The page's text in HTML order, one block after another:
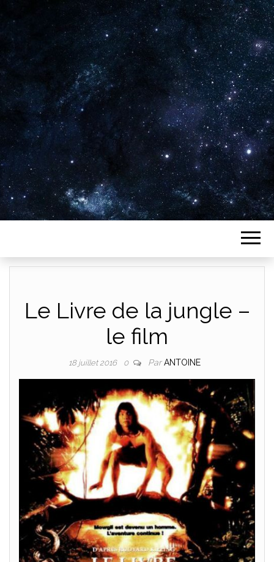
Plus de 2800 critiques de films
Le Livre de la jungle –
le film
18 juillet 2016 0 ParANTOINE